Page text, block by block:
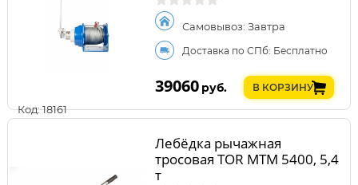
Код: 18161
Самовывоз: Завтра
Доставка по СПб: Бесплатно
39060 руб. В КОРЗИНУ
Лебёдка рычажная
тросовая TOR МТМ 5400, 5,4
т